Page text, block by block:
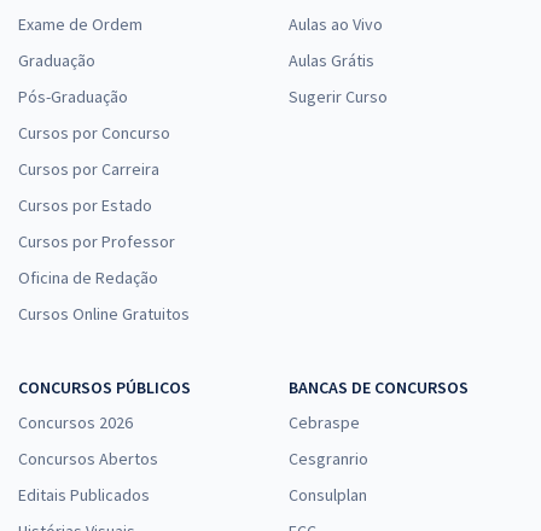
Exame de Ordem
Graduação
Pós-Graduação
Cursos por Concurso
Cursos por Carreira
Cursos por Estado
Cursos por Professor
Oficina de Redação
Cursos Online Gratuitos
Aulas ao Vivo
Aulas Grátis
Sugerir Curso
CONCURSOS PÚBLICOS
Concursos 2026
Concursos Abertos
Editais Publicados
BANCAS DE CONCURSOS
Cebraspe
Cesgranrio
Consulplan